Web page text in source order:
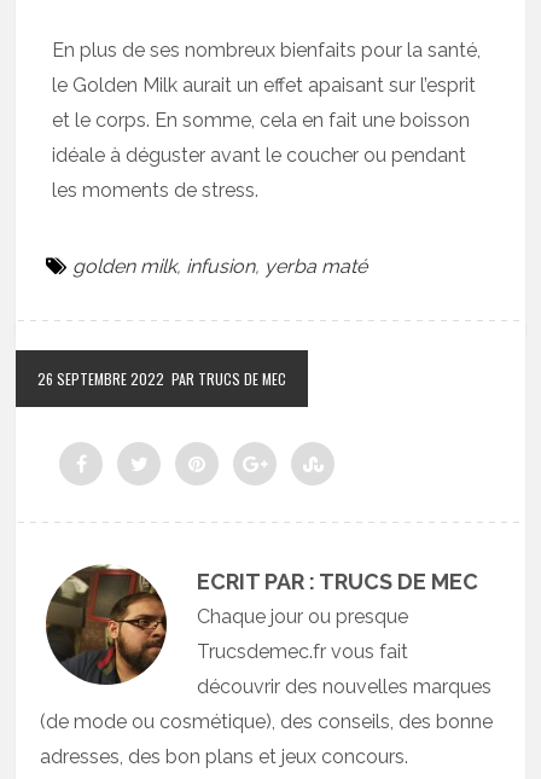
En plus de ses nombreux bienfaits pour la santé,
le Golden Milk aurait un effet apaisant sur l’esprit
et le corps. En somme, cela en fait une boisson
idéale à déguster avant le coucher ou pendant
les moments de stress.
golden milk, infusion, yerba maté
26 SEPTEMBRE 2022 PAR TRUCS DE MEC
ECRIT PAR : TRUCS DE MEC
Chaque jour ou presque
Trucsdemec.fr vous fait
découvrir des nouvelles marques
(de mode ou cosmétique), des conseils, des bonne
adresses, des bon plans et jeux concours.